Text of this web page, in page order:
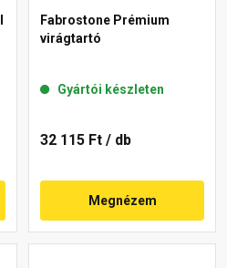
Fabrostone Prémium
virágtartó
Gyártói készleten
32 115 Ft / db
Megnézem